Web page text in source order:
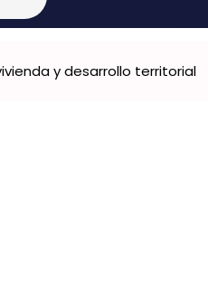
y desarrollo territorial